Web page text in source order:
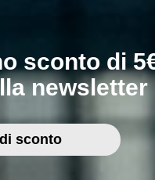
sconto di
newsletter
sconto